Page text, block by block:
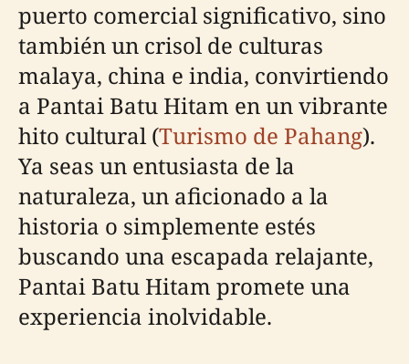
puerto comercial significativo, sino
también un crisol de culturas
malaya, china e india, convirtiendo
a Pantai Batu Hitam en un vibrante
hito cultural (Turismo de Pahang).
Ya seas un entusiasta de la
naturaleza, un aficionado a la
historia o simplemente estés
buscando una escapada relajante,
Pantai Batu Hitam promete una
experiencia inolvidable.